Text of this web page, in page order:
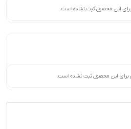
برای این محصول ثبت نشده است.
برای این محصول ثبت نشده است.